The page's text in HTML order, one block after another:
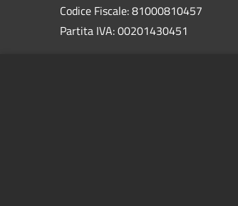
Codice Fiscale: 81000810457
Partita IVA: 00201430451